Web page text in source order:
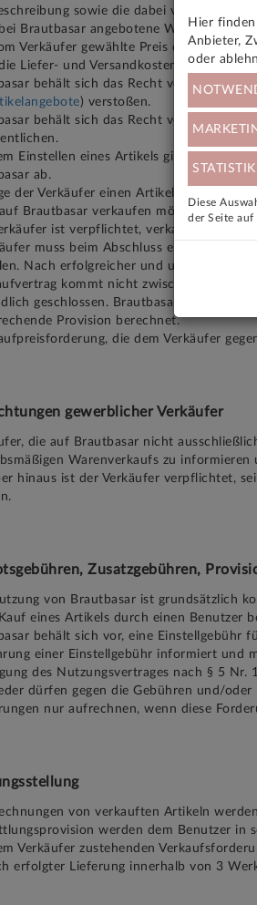
sowie die dabei
Brautbasar angebotene Ware ist
Verkäufer gewählte Preis der
Liefer- und Versandkosten, die
behält sich das Recht vor, Artikel zu
) verstoßen.
behält sich das Recht vor, Artikel
Einstellen eines Artikels gibt der
ab.
der Verkäufer einen Artikel auf der
Brautbasar verkaufen möchte, hat er
ist verpflichtet, verkaufte Artikel
muss beim Abschluss eines
Nach erfolgreicher und
kommt nicht zwischen Käufer
geschlossen. Brautbasar stellt
Provision berechnet.
die dem Verkäufer
gewerblicher Verkäufer
die auf Brautbasar nicht
Warenverkaufs zu informieren
hinaus ist der Verkäufer verpflichtet,
Zusatzgebühren,
von Brautbasar ist grundsätzlich
eines Artikels durch einen Benutzer
behält sich vor, eine Einstellgebühr
einer Einstellgebühr informiert und
des Nutzungsvertrages nach § 5 Nr.
dürfen gegen die Gebühren und/
nur aufrechnen, wenn diese
von verkauften Artikeln
werden dem Benutzer in
Verkäufer zustehenden
erfolgter Lieferung innerhalb von 3
Hier
Anbieter,
oder
STATISTIK
Diese
der Seite auf